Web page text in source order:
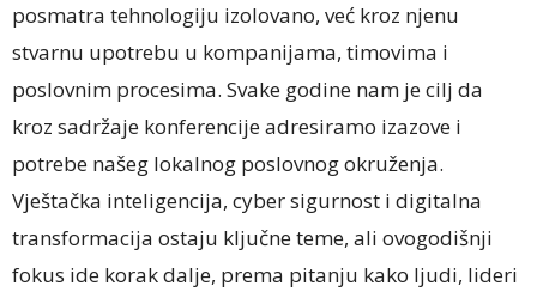
posmatra tehnologiju izolovano, već kroz njenu
stvarnu upotrebu u kompanijama, timovima i
poslovnim procesima. Svake godine nam je cilj da
kroz sadržaje konferencije adresiramo izazove i
potrebe našeg lokalnog poslovnog okruženja.
Vještačka inteligencija, cyber sigurnost i digitalna
transformacija ostaju ključne teme, ali ovogodišnji
fokus ide korak dalje, prema pitanju kako ljudi, lideri